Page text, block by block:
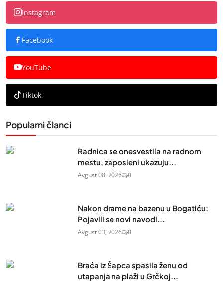
Instagram
Facebook
YouTube
Tiktok
Popularni članci
Radnica se onesvestila na radnom
mestu, zaposleni ukazuju...
Avgust 08, 2026 0
Nakon drame na bazenu u Bogatiću:
Pojavili se novi navodi...
Avgust 03, 2026 0
Braća iz Šapca spasila ženu od
utapanja na plaži u Grčkoj...